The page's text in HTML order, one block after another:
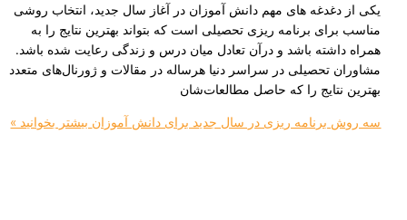
های مهم دانش‌ آموزان در آغاز سال جدید، انتخاب روشی
برنامه‌ ریزی تحصیلی است که بتواند بهترین نتایج را به
باشد و درآن تعادل میان درس و زندگی رعایت شده باشد.
تحصیلی در سراسر دنیا هرساله در مقالات و ژورنال‌های متعدد
را که حاصل مطالعات‌شان
ریزی در سال جدید برای دانش‌ آموزانبیشتر بخوانید »